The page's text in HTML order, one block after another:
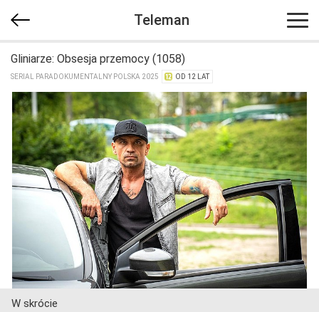
Teleman
Gliniarze: Obsesja przemocy (1058)
SERIAL PARADOKUMENTALNY POLSKA 2025 OD 12 LAT
W skrócie